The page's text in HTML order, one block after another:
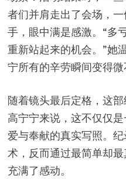
者们并肩走出了会场，
手，眼中满是感激。“多
重新站起来的机会。”她
宁所有的辛劳瞬间变得微
随着镜头最后定格，这
高宁宁来说，这不仅仅
爱与奉献的真实写照。
术，反而通过最简单却
充满了感动。